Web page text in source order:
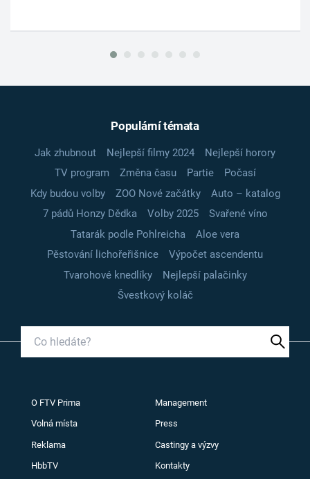
Populární témata
Jak zhubnout Nejlepší filmy 2024
Nejlepší horory
TV program
Změna času Partie
Počasí
Kdy budou volby
ZOO Nové začátky
Auto – katalog
7 pádů Honzy Dědka
Volby 2025
Svařené víno
Tatarák podle Pohlreicha
Aloe vera
Pěstování lichořeřišnice
Výpočet ascendentu
Tvarohové knedlíky
Nejlepší palačinky
Švestkový koláč
O FTV Prima Management
Volná místa Press
Reklama Castingy a výzvy
HbbTV Kontakty